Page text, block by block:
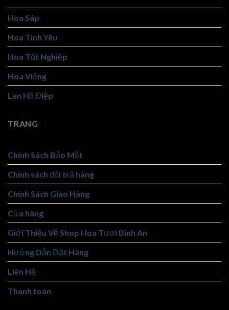
Hoa Sáp
Hoa Tình Yêu
Hoa Tốt Nghiệp
Hoa Viếng
Lan Hồ Điệp
TRANG
Chính Sách Bảo Mật
Chính sách đổi trả hàng
Chính Sách Giao Hàng
Cửa hàng
Giới Thiệu Về Shop Hoa Tươi Bình An
Hướng Dẫn Đặt Hàng
Liên Hệ
Thanh toán